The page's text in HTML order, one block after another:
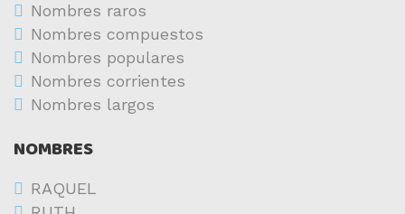
Nombres raros
Nombres compuestos
Nombres populares
Nombres corrientes
Nombres largos
NOMBRES
RAQUEL